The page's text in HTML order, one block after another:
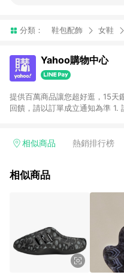
分類： 鞋包配飾 女鞋
Yahoo購物中心
提供百萬商品讓您超好逛，15天
回饋，請以訂單成立通知為準 1. 請注意以下品類商品均無回饋：
電玩/遊戲/相機/單眼/鏡頭/拍立
的購回饋活動享Yahoo超贈點回
3. 訂單回饋金額將扣除運費/購
價券等虛擬貨幣折抵 4. 大宗採
相關認定以Yahoo購物中心之認
相似商品 熱銷排行榜
相似商品